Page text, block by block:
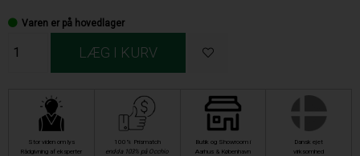
Varen er på hovedlager
Stor viden om lys
Rådgivning af eksperter
100% Prismatch
endda 103% på Occhio
Butik og Showroom i
Aarhus & København
Dansk ejet
virksomhed